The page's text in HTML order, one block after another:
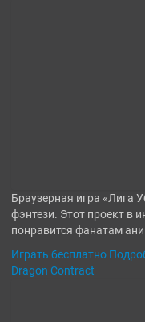
Браузерная игра «Лига
фэнтези. Этот проект в
понравится фанатам
Играть бесплатно
Dragon Contract